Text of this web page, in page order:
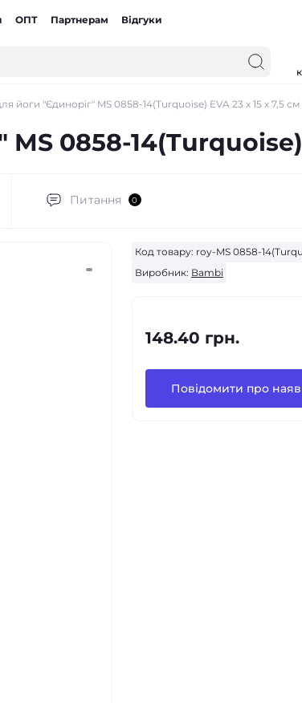
ОПТ Партнерам Відгуки
йоги "Єдиноріг" MS 0858-14(Turquoise) EVA 23 х 15 х 7,5 см
0858-14(Turquoise)
Питання 0
Код товару: roy-MS 0858-
Виробник: Bambi
148.40 грн.
Повідомити про